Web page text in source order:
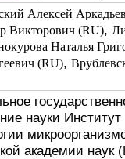
Алексей
Викторович (RU),
Наталья
(RU),
науки
академии